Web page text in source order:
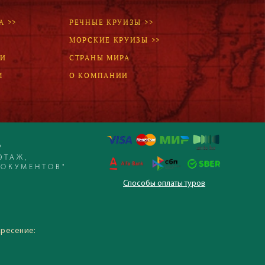
>>
РЕЧНЫЕ КРУИЗЫ >>
МОРСКИЕ КРУИЗЫ >>
СТРАНЫ МИРА
О КОМПАНИИ
Способы оплаты туров